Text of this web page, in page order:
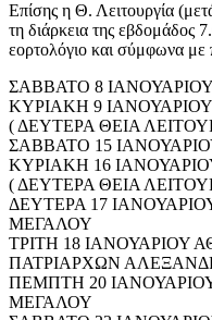
Επίσης η Θ. Λειτουργία
τη διάρκεια της εβδομάδος
εορτολόγιο και σύμφωνα
ΣΑΒΒΑΤΟ 8
ΚΥΡΙΑΚΗ 9
( ΔΕΥΤΕΡΑ ΘΕΙΑ
ΣΑΒΒΑΤΟ 15
ΚΥΡΙΑΚΗ 16
( ΔΕΥΤΕΡΑ ΘΕΙΑ
ΔΕΥΤΕΡΑ 17
ΜΕΓΑΛΟΥ
ΤΡΙΤΗ 18 ΙΑΝΟΥΑΡΙΟΥ
ΠΑΤΡΙΑΡΧΩΝ
ΠΕΜΠΤΗ 20
ΜΕΓΑΛΟΥ